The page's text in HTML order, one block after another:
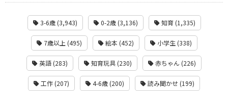
3-6歳 (3,943) 0-2歳 (3,136) 知育 (1,335)
7歳以上 (495) 絵本 (452) 小学生 (338)
英語 (283) 知育玩具 (230) 赤ちゃん (226)
工作 (207) 4-6歳 (200) 読み聞かせ (199)